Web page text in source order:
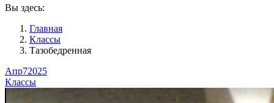
Вы здесь:
Главная
Классы
Тазобедренная
Апр72025
Классы